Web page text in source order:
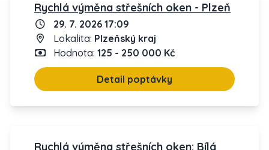
Rychlá výměna střešních oken - Plzeň
29. 7. 2026 17:09
Lokalita: Plzeňský kraj
Hodnota: 125 - 250 000 Kč
Detail poptávky
Rychlá výměna střešních oken: Bílá